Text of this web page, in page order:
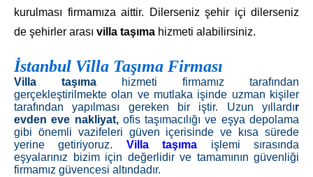
kurulması firmamıza aittir. Dilerseniz şehir içi dilerseniz
de şehirler arası villa taşıma hizmeti alabilirsiniz.
İstanbul Villa Taşıma Firması
Villa taşıma hizmeti firmamız tarafından
gerçekleştirilmekte olan ve mutlaka işinde uzman kişiler
tarafından yapılması gereken bir iştir. Uzun yıllardır
evden eve nakliyat,ofis taşımacılığı ve eşya depolama
gibi önemli vazifeleri güven içerisinde ve kısa sürede
yerine getiriyoruz. Villa taşıma
işlemi sırasında
eşyalarınız bizim için değerlidir ve tamamının güvenliği
firmamız güvencesi altındadır.